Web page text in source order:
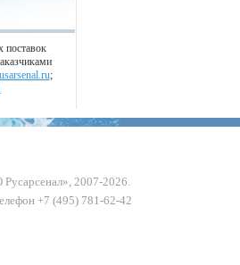
поставок
;
2007-2026.
+7 (495) 781-62-42